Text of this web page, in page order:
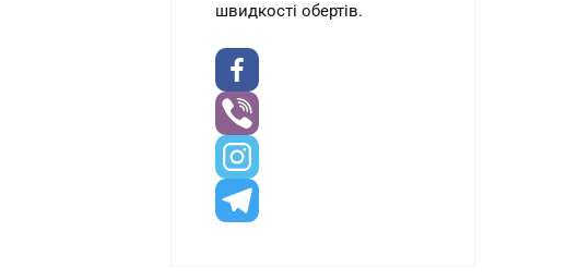
швидкості обертів.